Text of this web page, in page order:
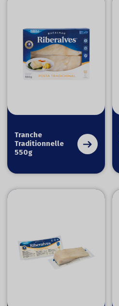
Tranche
Traditionnelle
550g